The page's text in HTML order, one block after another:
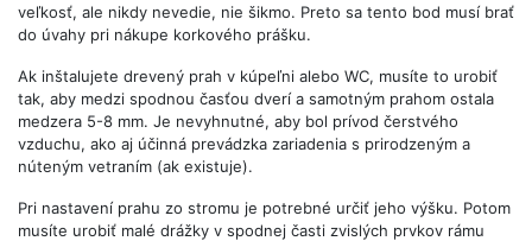
veľkosť, ale nikdy nevedie, nie šikmo. Preto sa tento bod musí brať
do úvahy pri nákupe korkového prášku.
Ak inštalujete drevený prah v kúpeľni alebo WC, musíte to urobiť
tak, aby medzi spodnou časťou dverí a samotným prahom ostala
medzera 5-8 mm. Je nevyhnutné, aby bol prívod čerstvého
vzduchu, ako aj účinná prevádzka zariadenia s prirodzeným a
núteným vetraním (ak existuje).
Pri nastavení prahu zo stromu je potrebné určiť jeho výšku. Potom
musíte urobiť malé drážky v spodnej časti zvislých prvkov rámu